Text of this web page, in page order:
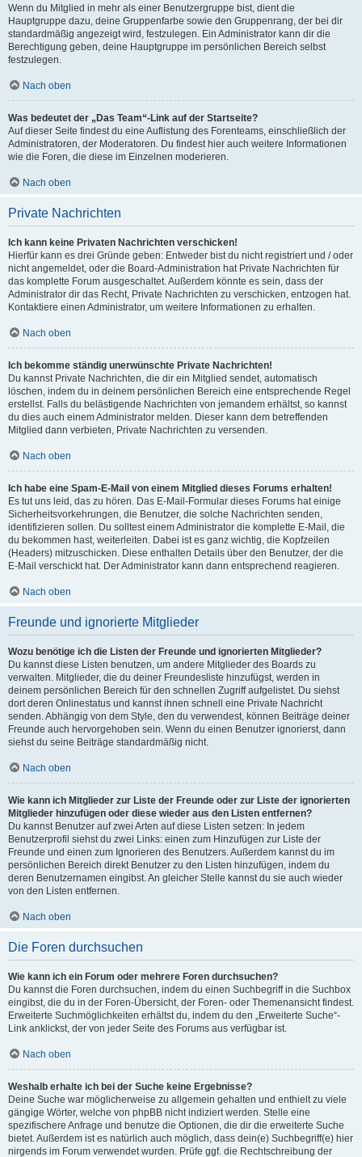
Wenn du Mitglied in mehr als einer Benutzergruppe bist, dient die
Hauptgruppe dazu, deine Gruppenfarbe sowie den Gruppenrang, der bei dir
standardmäßig angezeigt wird, festzulegen. Ein Administrator kann dir die
Berechtigung geben, deine Hauptgruppe im persönlichen Bereich selbst
festzulegen.
Nach oben
Was bedeutet der „Das Team“-Link auf der Startseite?
Auf dieser Seite findest du eine Auflistung des Forenteams, einschließlich der
Administratoren, der Moderatoren. Du findest hier auch weitere Informationen
wie die Foren, die diese im Einzelnen moderieren.
Nach oben
Private Nachrichten
Ich kann keine Privaten Nachrichten verschicken!
Hierfür kann es drei Gründe geben: Entweder bist du nicht registriert und / oder
nicht angemeldet, oder die Board-Administration hat Private Nachrichten für
das komplette Forum ausgeschaltet. Außerdem könnte es sein, dass der
Administrator dir das Recht, Private Nachrichten zu verschicken, entzogen hat.
Kontaktiere einen Administrator, um weitere Informationen zu erhalten.
Nach oben
Ich bekomme ständig unerwünschte Private Nachrichten!
Du kannst Private Nachrichten, die dir ein Mitglied sendet, automatisch
löschen, indem du in deinem persönlichen Bereich eine entsprechende Regel
erstellst. Falls du belästigende Nachrichten von jemandem erhältst, so kannst
du dies auch einem Administrator melden. Dieser kann dem betreffenden
Mitglied dann verbieten, Private Nachrichten zu versenden.
Nach oben
Ich habe eine Spam-E-Mail von einem Mitglied dieses Forums erhalten!
Es tut uns leid, das zu hören. Das E-Mail-Formular dieses Forums hat einige
Sicherheitsvorkehrungen, die Benutzer, die solche Nachrichten senden,
identifizieren sollen. Du solltest einem Administrator die komplette E-Mail, die
du bekommen hast, weiterleiten. Dabei ist es ganz wichtig, die Kopfzeilen
(Headers) mitzuschicken. Diese enthalten Details über den Benutzer, der die
E-Mail verschickt hat. Der Administrator kann dann entsprechend reagieren.
Nach oben
Freunde und ignorierte Mitglieder
Wozu benötige ich die Listen der Freunde und ignorierten Mitglieder?
Du kannst diese Listen benutzen, um andere Mitglieder des Boards zu
verwalten. Mitglieder, die du deiner Freundesliste hinzufügst, werden in
deinem persönlichen Bereich für den schnellen Zugriff aufgelistet. Du siehst
dort deren Onlinestatus und kannst ihnen schnell eine Private Nachricht
senden. Abhängig von dem Style, den du verwendest, können Beiträge deiner
Freunde auch hervorgehoben sein. Wenn du einen Benutzer ignorierst, dann
siehst du seine Beiträge standardmäßig nicht.
Nach oben
Wie kann ich Mitglieder zur Liste der Freunde oder zur Liste der ignorierten
Mitglieder hinzufügen oder diese wieder aus den Listen entfernen?
Du kannst Benutzer auf zwei Arten auf diese Listen setzen: In jedem
Benutzerprofil siehst du zwei Links: einen zum Hinzufügen zur Liste der
Freunde und einen zum Ignorieren des Benutzers. Außerdem kannst du im
persönlichen Bereich direkt Benutzer zu den Listen hinzufügen, indem du
deren Benutzernamen eingibst. An gleicher Stelle kannst du sie auch wieder
von den Listen entfernen.
Nach oben
Die Foren durchsuchen
Wie kann ich ein Forum oder mehrere Foren durchsuchen?
Du kannst die Foren durchsuchen, indem du einen Suchbegriff in die Suchbox
eingibst, die du in der Foren-Übersicht, der Foren- oder Themenansicht findest.
Erweiterte Suchmöglichkeiten erhältst du, indem du den „Erweiterte Suche“-
Link anklickst, der von jeder Seite des Forums aus verfügbar ist.
Nach oben
Weshalb erhalte ich bei der Suche keine Ergebnisse?
Deine Suche war möglicherweise zu allgemein gehalten und enthielt zu viele
gängige Wörter, welche von phpBB nicht indiziert werden. Stelle eine
spezifischere Anfrage und benutze die Optionen, die dir die erweiterte Suche
bietet. Außerdem ist es natürlich auch möglich, dass dein(e) Suchbegriff(e) hier
nirgends im Forum verwendet wurden. Prüfe ggf. die Rechtschreibung der